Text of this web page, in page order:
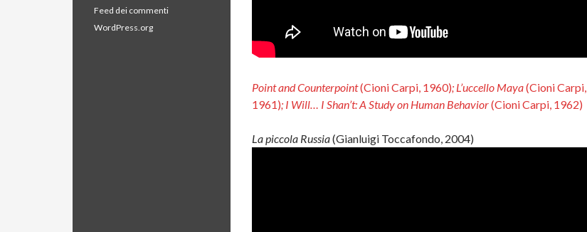
Point and Counterpoint(Cioni Carpi, 1960); L’uccello Maya(Cioni Carpi,
1961); I Will… I Shan’t: A Study on Human Behavior(Cioni Carpi, 1962)
La piccola Russia(Gianluigi Toccafondo, 2004)
Feed dei commenti
WordPress.org